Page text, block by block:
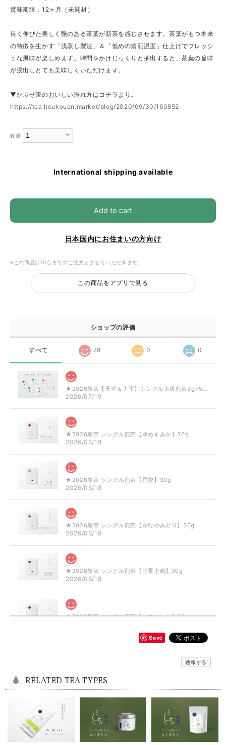
賞味期限：12ヶ月（未開封）
長く伸びた美しく艶のある茶葉が新茶を感じさせます。茶葉がもつ本来
の特徴を生かす「浅蒸し製法」＆「低めの焙煎温度」仕上げでフレッシ
ュな風味が楽しめます。時間をかけじっくりと抽出すると、茶葉の旨味
が浸出しとても美味しくいただけます。
▼かぶせ茶のおいしい淹れ方はコチラより。
https://tea.houkouen.market/blog/2020/09/30/160852
数量
International shipping available
Add to cart
日本国内にお住まいの方向け
※この商品は10点までのご注文とさせていただきます。
この商品をアプリで見る
ショップの評価
すべて 78 0 0
★2026新茶【天空＆大平】シングル上級煎茶3g×5品種
2026/07/19
★2026新茶 シングル煎茶【ゆめすみか】30g
2026/06/18
★2026新茶 シングル煎茶【香駿】30g
2026/06/18
★2026新茶 シングル煎茶【かなやみどり】30g
2026/06/18
★2026新茶 シングル煎茶【三重上嶋】30g
2026/06/18
★2026新茶 シングル煎茶【おのゆたか】30g
2025/05/27
Save
通報する
RELATED TEA TYPES